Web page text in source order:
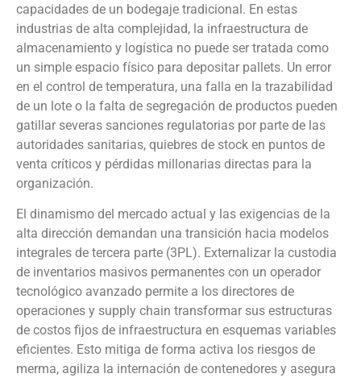
capacidades de un bodegaje tradicional. En estas
industrias de alta complejidad, la infraestructura de
almacenamiento y logística no puede ser tratada como
un simple espacio físico para depositar pallets. Un error
en el control de temperatura, una falla en la trazabilidad
de un lote o la falta de segregación de productos pueden
gatillar severas sanciones regulatorias por parte de las
autoridades sanitarias, quiebres de stock en puntos de
venta críticos y pérdidas millonarias directas para la
organización.
El dinamismo del mercado actual y las exigencias de la
alta dirección demandan una transición hacia modelos
integrales de tercera parte (3PL). Externalizar la custodia
de inventarios masivos permanentes con un operador
tecnológico avanzado permite a los directores de
operaciones y supply chain transformar sus estructuras
de costos fijos de infraestructura en esquemas variables
eficientes. Esto mitiga de forma activa los riesgos de
merma, agiliza la internación de contenedores y asegura